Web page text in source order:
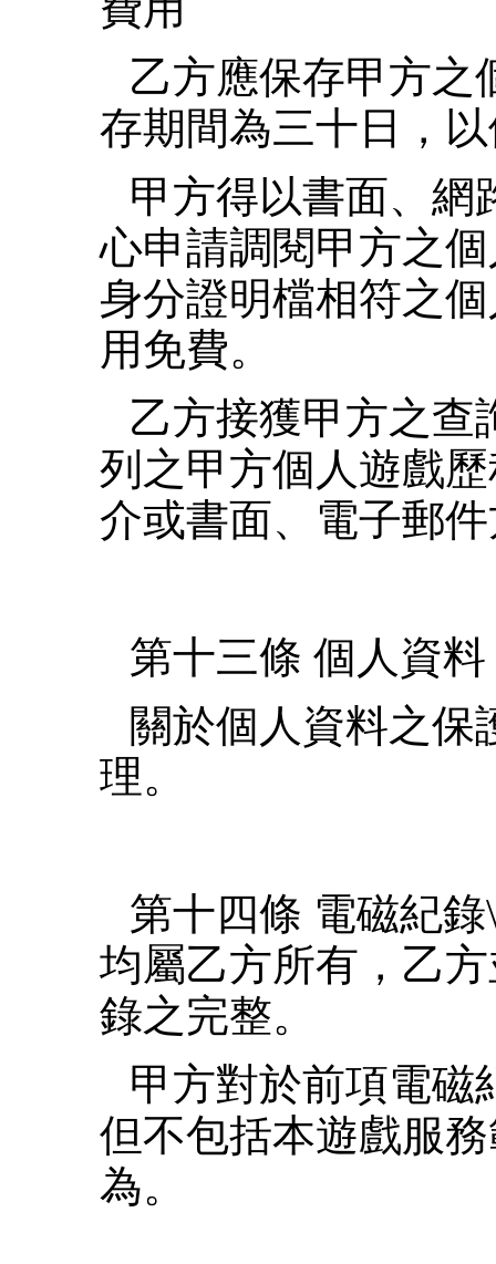
乙方應保存甲方之
存期間為三十日，
甲方得以書面、網
心申請調閱甲方之
身分證明檔相符之
用免費。
乙方接獲甲方之查
列之甲方個人遊戲
介或書面、電子郵
第十三條 個人資料
關於個人資料之保
理。
第十四條 電磁紀
均屬乙方所有，乙
錄之完整。
甲方對於前項電磁
但不包括本遊戲服
為。